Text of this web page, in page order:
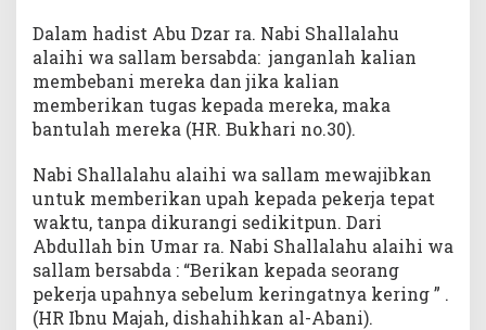
Dalam hadist Abu Dzar ra. Nabi Shallalahu
alaihi wa sallam bersabda: janganlah kalian
membebani mereka dan jika kalian
memberikan tugas kepada mereka, maka
bantulah mereka (HR. Bukhari no.30).
Nabi Shallalahu alaihi wa sallam mewajibkan
untuk memberikan upah kepada pekerja tepat
waktu, tanpa dikurangi sedikitpun. Dari
Abdullah bin Umar ra. Nabi Shallalahu alaihi wa
sallam bersabda : “Berikan kepada seorang
pekerja upahnya sebelum keringatnya kering ” .
(HR Ibnu Majah, dishahihkan al-Abani).